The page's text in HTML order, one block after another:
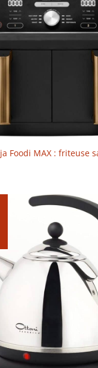
Foodi MAX : friteuse